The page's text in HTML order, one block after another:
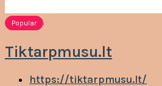
Popular
Tiktarpmusu.lt
https://tiktarpmusu.lt/